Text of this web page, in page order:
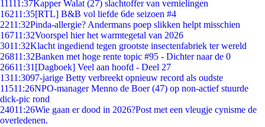
11111:37Kapper Walat (27) slachtoffer van vernielingen
16211:35[RTL] B&B vol liefde 6de seizoen #4
2211:32Pinda-allergie? Andermans poep slikken helpt misschien
16711:32Voorspel hier het warmtegetal van 2026
3011:32Klacht ingediend tegen grootste insectenfabriek ter wereld
26811:32Banken met hoge rente topic #95 - Dichter naar de 0
26611:31 [Dagboek] Veel aan hoofd - Deel 27
1311:3097-jarige Betty verbreekt opnieuw record als oudste
11511:26NPO-manager Menno de Boer (47) op non-actief stuurde
dick-pic rond
24011:26Wie gaan er dood in 2026?Post met een vleugje cynisme de
overledenen.